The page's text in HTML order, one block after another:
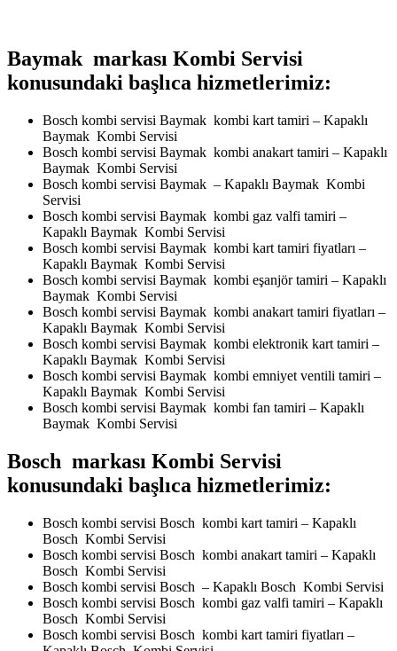
Baymak markası Kombi Servisi
konusundaki başlıca hizmetlerimiz:
Bosch kombi servisi Baymak kombi kart tamiri – Kapaklı
Baymak Kombi Servisi
Bosch kombi servisi Baymak kombi anakart tamiri – Kapaklı
Baymak Kombi Servisi
Bosch kombi servisi Baymak – Kapaklı Baymak Kombi
Servisi
Bosch kombi servisi Baymak kombi gaz valfi tamiri –
Kapaklı Baymak Kombi Servisi
Bosch kombi servisi Baymak kombi kart tamiri fiyatları –
Kapaklı Baymak Kombi Servisi
Bosch kombi servisi Baymak kombi eşanjör tamiri – Kapaklı
Baymak Kombi Servisi
Bosch kombi servisi Baymak kombi anakart tamiri fiyatları –
Kapaklı Baymak Kombi Servisi
Bosch kombi servisi Baymak kombi elektronik kart tamiri –
Kapaklı Baymak Kombi Servisi
Bosch kombi servisi Baymak kombi emniyet ventili tamiri –
Kapaklı Baymak Kombi Servisi
Bosch kombi servisi Baymak kombi fan tamiri – Kapaklı
Baymak Kombi Servisi
Bosch markası Kombi Servisi
konusundaki başlıca hizmetlerimiz:
Bosch kombi servisi Bosch kombi kart tamiri – Kapaklı
Bosch Kombi Servisi
Bosch kombi servisi Bosch kombi anakart tamiri – Kapaklı
Bosch Kombi Servisi
Bosch kombi servisi Bosch – Kapaklı Bosch Kombi Servisi
Bosch kombi servisi Bosch kombi gaz valfi tamiri – Kapaklı
Bosch Kombi Servisi
Bosch kombi servisi Bosch kombi kart tamiri fiyatları –